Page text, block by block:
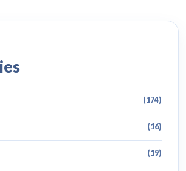
(174)
(16)
(19)